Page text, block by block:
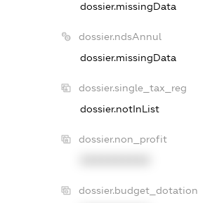
dossier.missingData
dossier.ndsAnnul
dossier.missingData
dossier.single_tax_reg
dossier.notInList
dossier.non_profit
dossier.budget_dotation